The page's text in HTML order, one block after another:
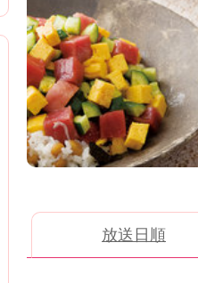
H
K
エ
デ
ュ
ケ
ー
シ
ョ
ん
放送日順